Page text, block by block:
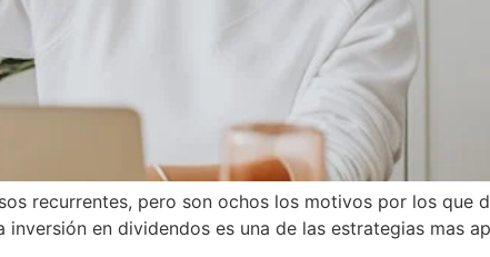
recurrentes, pero son ochos los motivos por los que
en dividendos es una de las estrategias mas